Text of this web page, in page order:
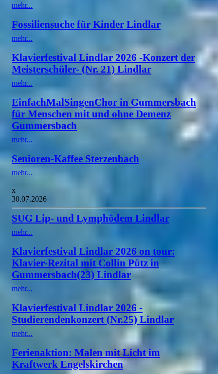
mehr...
Fossiliensuche für Kinder Lindlar
mehr...
Klavierfestival Lindlar 2026 -Konzert der
Meisterschüler- (Nr. 21) Lindlar
mehr...
EinfachMalSingenChor in Gummersbach
für Menschen mit und ohne Demenz
Gummersbach
mehr...
Senioren-Kaffee Sterzenbach
mehr...
x
30.07.2026
SUG Lip- und Lymphödem Lindlar
mehr...
Klavierfestival Lindlar 2026 on tour:
Klavier-Rezital mit Collin Pütz in
Gummersbach(23) Lindlar
mehr...
Klavierfestival Lindlar 2026 -
Studierendenkonzert (Nr.25) Lindlar
mehr...
Ferienaktion: Malen mit Licht im
Kraftwerk Engelskirchen